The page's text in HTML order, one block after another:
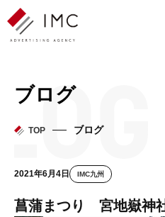
ブログ
TOP ブログ
2021年6月4日 IMC九州
菖蒲まつり 宮地嶽神